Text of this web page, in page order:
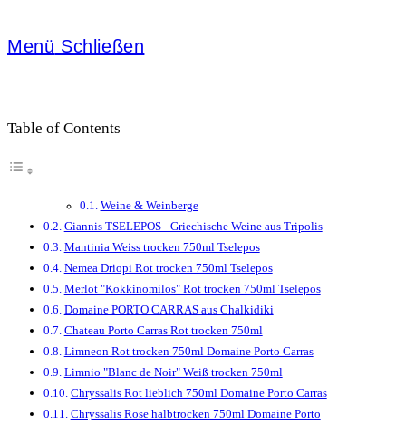
Menü Schließen
Table of Contents
Weine & Weinberge
Giannis TSELEPOS - Griechische Weine aus Tripolis
Mantinia Weiss trocken 750ml Tselepos
Nemea Driopi Rot trocken 750ml Tselepos
Merlot "Kokkinomilos" Rot trocken 750ml Tselepos
Domaine PORTO CARRAS aus Chalkidiki
Chateau Porto Carras Rot trocken 750ml
Limneon Rot trocken 750ml Domaine Porto Carras
Limnio "Blanc de Noir" Weiß trocken 750ml
Chryssalis Rot lieblich 750ml Domaine Porto Carras
Chryssalis Rose halbtrocken 750ml Domaine Porto